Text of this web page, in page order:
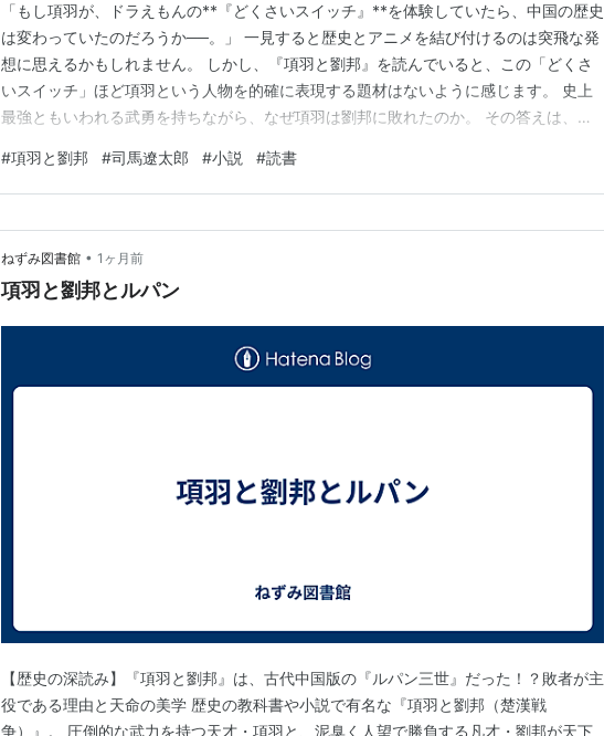
「もし項羽が、ドラえもんの**『どくさいスイッチ』**を体験していたら、中国の歴史
は変わっていたのだろうか──。」 一見すると歴史とアニメを結び付けるのは突飛な発
想に思えるかもしれません。 しかし、『項羽と劉邦』を読んでいると、この「どくさ
いスイッチ」ほど項羽という人物を的確に表現する題材はないように感じます。 史上
最強ともいわれる武勇を持ちながら、なぜ項羽は劉邦に敗れたのか。 その答えは、
ません。 今回は、史実を振り返りながら、「もし項羽がどくさいスイッチの世界を経
験したら」という歴史IFを通して、リーダーシップの…
#項羽と劉邦 #司馬遼太郎 #小説 #読書
ねずみ図書館 • 1ヶ月前
項羽と劉邦とルパン
【歴史の深読み】『項羽と劉邦』は、古代中国版の『ルパン三世』だった！？敗者が主
役である理由と天命の美学 歴史の教科書や小説で有名な『項羽と劉邦（楚漢戦
争）』。 圧倒的な武力を持つ天才・項羽と、泥臭く人望で勝負する凡才・劉邦が天下